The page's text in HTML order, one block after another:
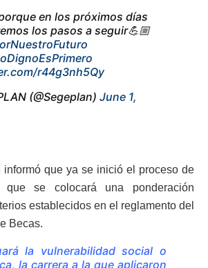
en los próximos días
los pasos a seguir💪🏼
r44g3nh5Qy
(@Segeplan) June 1,
informó que ya se inició el proceso de
se colocará una ponderación
establecidos en el reglamento del
Becas.
la vulnerabilidad social o
la carrera a la que aplicaron